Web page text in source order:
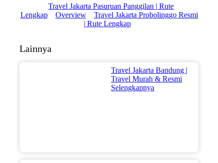
Travel Jakarta Pasuruan Panggilan | Rute
Lengkap
Overview
Travel Jakarta Probolinggo Resmi
| Rute Lengkap
Lainnya
Travel Jakarta Bandung |
Travel Murah & Resmi
Selengkapnya